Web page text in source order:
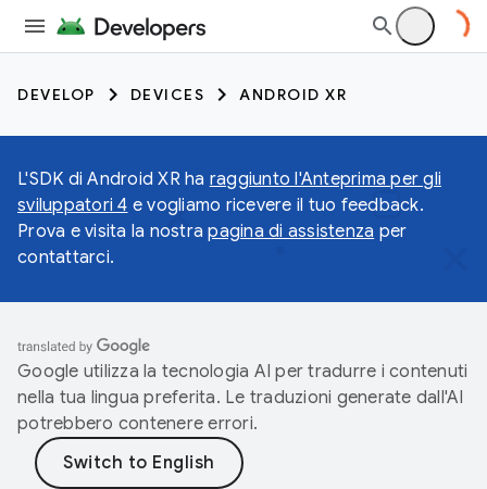
DEVELOP DEVICES ANDROID XR
L'SDK di Android XR ha raggiunto l'Anteprima per gli
sviluppatori 4 e vogliamo ricevere il tuo feedback.
Prova e visita la nostrapagina di assistenza per
contattarci.
Google utilizza la tecnologia AI per tradurre i contenuti
nella tua lingua preferita. Le traduzioni generate dall'AI
potrebbero contenere errori.